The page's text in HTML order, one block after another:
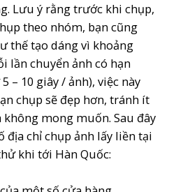
Lưu ý rằng trước khi chụp,
theo nhóm, bạn cũng
thế tạo dáng vì khoảng
lần chuyển ảnh có hạn
– 10 giây / ảnh), việc này
chụp sẽ đẹp hơn, tránh ít
mong muốn. Sau đây
chỉ chụp ảnh lấy liền tại
khi tới Hàn Quốc: